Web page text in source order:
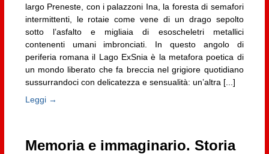
largo Preneste, con i palazzoni Ina, la foresta di semafori
intermittenti, le rotaie come vene di un drago sepolto
sotto l’asfalto e migliaia di esoscheletri metallici
contenenti umani imbronciati. In questo angolo di
periferia romana il Lago ExSnia è la metafora poetica di
un mondo liberato che fa breccia nel grigiore quotidiano
sussurrandoci con delicatezza e sensualità: un’altra [...]
Leggi →
Memoria e immaginario. Storia